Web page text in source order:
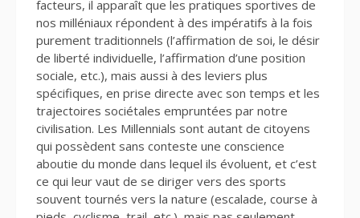
facteurs, il apparaît que les pratiques sportives de
nos milléniaux répondent à des impératifs à la fois
purement traditionnels (l’affirmation de soi, le désir
de liberté individuelle, l’affirmation d’une position
sociale, etc.), mais aussi à des leviers plus
spécifiques, en prise directe avec son temps et les
trajectoires sociétales empruntées par notre
civilisation. Les Millennials sont autant de citoyens
qui possèdent sans conteste une conscience
aboutie du monde dans lequel ils évoluent, et c’est
ce qui leur vaut de se diriger vers des sports
souvent tournés vers la nature (escalade, course à